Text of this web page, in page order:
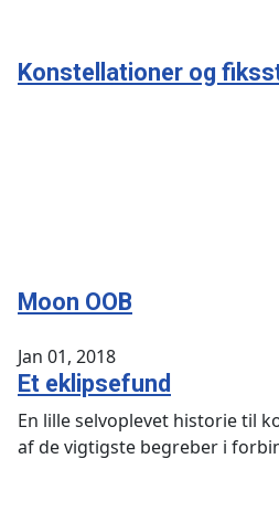
Konstellationer og
Moon OOB
Jan 01, 2018
Et eklipsefund
En lille selvoplevet historie til
af de vigtigste begreber i